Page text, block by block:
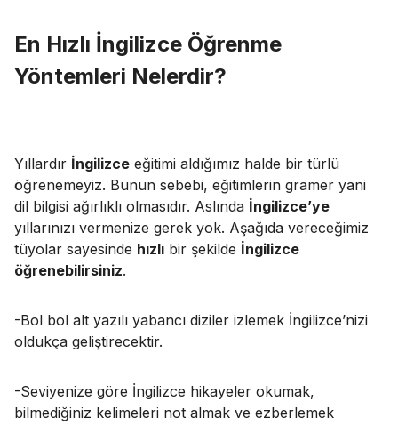
En Hızlı İngilizce Öğrenme
Yöntemleri Nelerdir?
Yıllardır İngilizce eğitimi aldığımız halde bir türlü
öğrenemeyiz. Bunun sebebi, eğitimlerin gramer yani
dil bilgisi ağırlıklı olmasıdır. Aslında İngilizce’ye
yıllarınızı vermenize gerek yok. Aşağıda vereceğimiz
tüyolar sayesinde hızlı bir şekilde İngilizce
öğrenebilirsiniz.
-Bol bol alt yazılı yabancı diziler izlemek İngilizce’nizi
oldukça geliştirecektir.
-Seviyenize göre İngilizce hikayeler okumak,
bilmediğiniz kelimeleri not almak ve ezberlemek